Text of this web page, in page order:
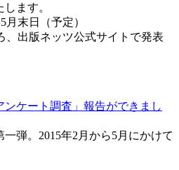
ます。
月末日（予定）
、出版ネッツ公式サイトで発表
ケート調査」報告ができまし
弾。2015年2月から5月にかけて